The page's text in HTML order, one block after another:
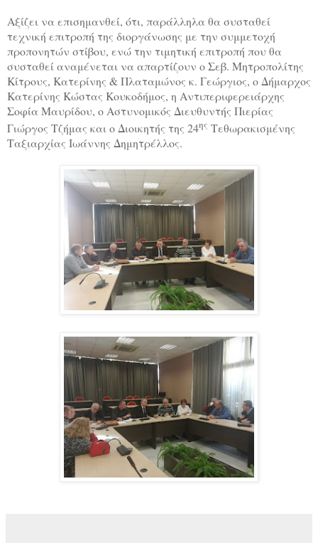
Αξίζει να επισημανθεί, ότι, παράλληλα θα συσταθεί
τεχνική επιτροπή της διοργάνωσης με την συμμετοχή
προπονητών στίβου, ενώ την τιμητική επιτροπή που θα
συσταθεί αναμένεται να απαρτίζουν ο Σεβ. Μητροπολίτης
Κίτρους, Κατερίνης & Πλαταμώνος κ. Γεώργιος, ο Δήμαρχος
Κατερίνης Κώστας Κουκοδήμος, η Αντιπεριφερειάρχης
Σοφία Μαυρίδου, ο Αστυνομικός Διευθυντής Πιερίας
Γιώργος Τζήμας και ο Διοικητής της 24ης Τεθωρακισμένης
Ταξιαρχίας Ιωάννης Δημητρέλλος.